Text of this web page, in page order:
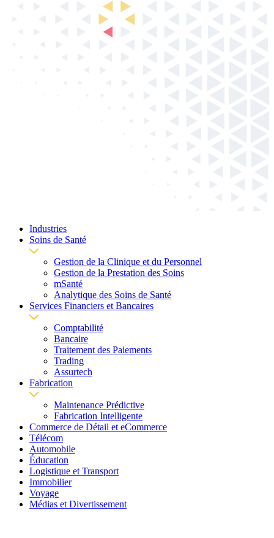
Industries
Soins de Santé
Gestion de la Clinique et du Personnel
Gestion de la Prestation des Soins
mSanté
Analytique des Soins de Santé
Services Financiers et Bancaires
Comptabilité
Bancaire
Traitement des Paiements
Trading
Assurtech
Fabrication
Maintenance Prédictive
Fabrication Intelligente
Commerce de Détail et eCommerce
Télécom
Automobile
Éducation
Logistique et Transport
Immobilier
Voyage
Médias et Divertissement